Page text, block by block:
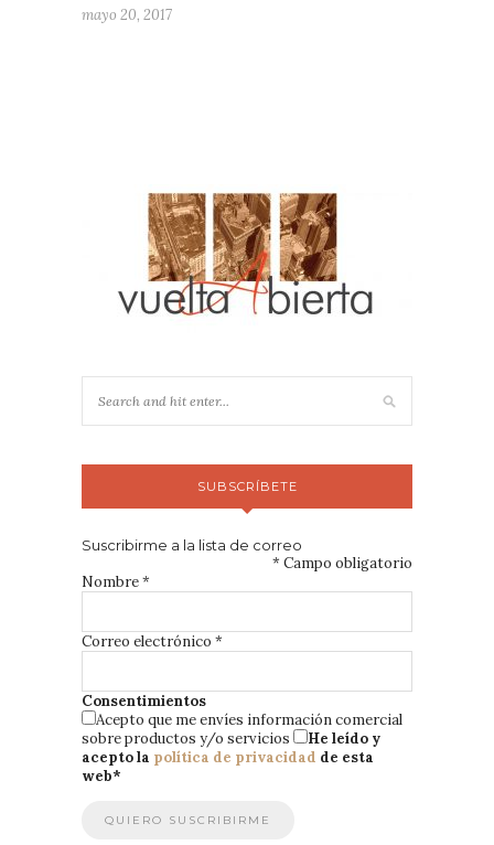
mayo 20, 2017
SUBSCRÍBETE
Suscribirme a la lista de correo
* Campo obligatorio
Nombre*
Correo electrónico *
Consentimientos
Acepto que me envíes información comercial
sobre productos y/o servicios
He leído y
acepto la política de privacidad de esta
web*